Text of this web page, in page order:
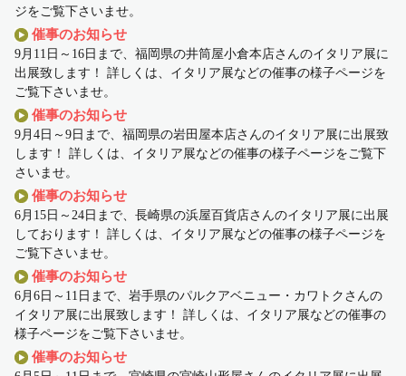
ジをご覧下さいませ。
催事のお知らせ
9月11日～16日まで、福岡県の井筒屋小倉本店さんのイタリア展に
出展致します！ 詳しくは、イタリア展などの催事の様子ページを
ご覧下さいませ。
催事のお知らせ
9月4日～9日まで、福岡県の岩田屋本店さんのイタリア展に出展致
します！ 詳しくは、イタリア展などの催事の様子ページをご覧下
さいませ。
催事のお知らせ
6月15日～24日まで、長崎県の浜屋百貨店さんのイタリア展に出展
しております！ 詳しくは、イタリア展などの催事の様子ページを
ご覧下さいませ。
催事のお知らせ
6月6日～11日まで、岩手県のパルクアベニュー・カワトクさんの
イタリア展に出展致します！ 詳しくは、イタリア展などの催事の
様子ページをご覧下さいませ。
催事のお知らせ